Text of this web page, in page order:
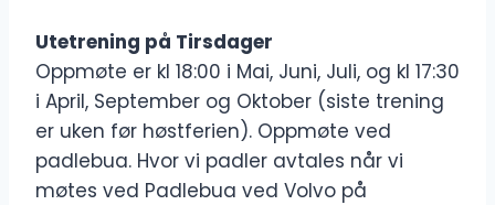
Utetrening på Tirsdager
Oppmøte er kl 18:00 i Mai, Juni, Juli, og kl 17:30
i April, September og Oktober (siste trening
er uken før høstferien). Oppmøte ved
padlebua. Hvor vi padler avtales når vi
møtes ved Padlebua ved Volvo på